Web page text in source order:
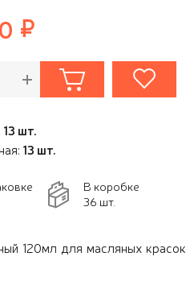
шт.
13 шт.
В коробке
36 шт.
120мл для масляных красок